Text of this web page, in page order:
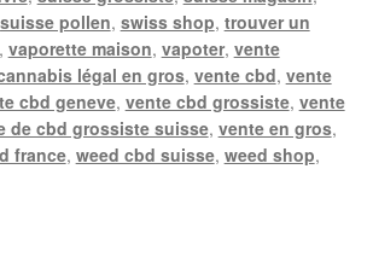
suisse pollen, swiss shop, trouver un
, vaporette maison, vapoter, vente
légal en gros, vente cbd, vente
cbd geneve, vente cbd grossiste, vente
de cbd grossiste suisse, vente en gros,
france, weed cbd suisse, weed shop,